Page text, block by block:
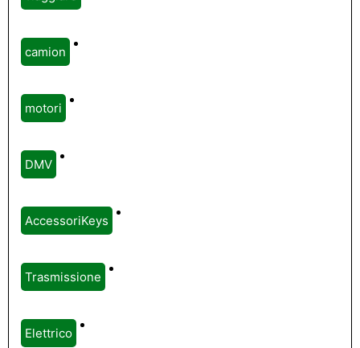
camion
motori
DMV
AccessoriKeys
Trasmissione
Elettrico